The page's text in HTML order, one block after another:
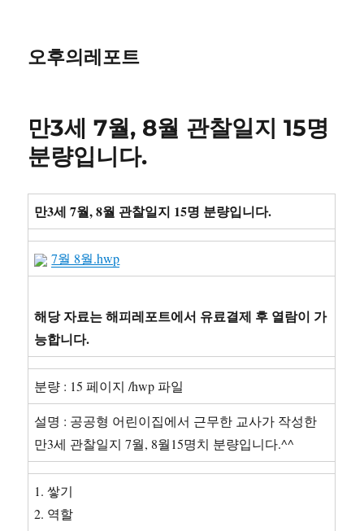
오후의레포트
만3세 7월, 8월 관찰일지 15명
분량입니다.
만3세 7월, 8월 관찰일지 15명 분량입니다.
7월 8월.hwp
해당 자료는 해피레포트에서 유료결제 후 열람이 가
능합니다.
분량 : 15 페이지 /hwp 파일
설명 : 공공형 어린이집에서 근무한 교사가 작성한
만3세 관찰일지 7월, 8월15명치 분량입니다.^^
1. 쌓기
2. 역할